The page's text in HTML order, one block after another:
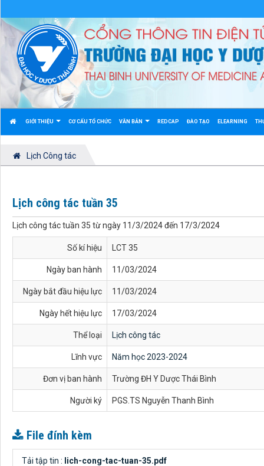
GIỚI THIỆU CƠ CẤU TỔ CHỨC VĂN BẢN REDCAP ĐÀO TẠO ELEARNING
Lịch Công tác
Lịch công tác tuần 35
Lịch công tác tuần 35 từ ngày 11/3/2024 đến 17/3/2024
Số kí hiệu LCT 35
Ngày ban hành 11/03/2024
Ngày bắt đầu hiệu lực 11/03/2024
Ngày hết hiệu lực 17/03/2024
Thể loại Lịch công tác
Lĩnh vực Năm học 2023-2024
Đơn vị ban hành Trường ĐH Y Dược Thái Bình
Người ký PGS.TS Nguyễn Thanh Bình
File đính kèm
Tải tập tin : lich-cong-tac-tuan-35.pdf